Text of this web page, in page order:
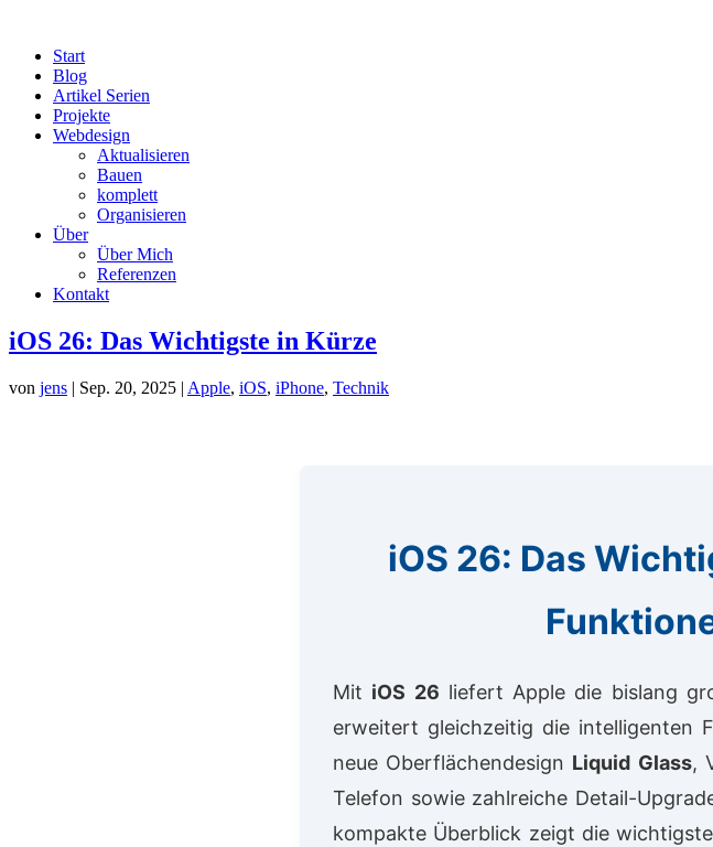
Start
Blog
Artikel Serien
Projekte
Webdesign
Aktualisieren
Bauen
komplett
Organisieren
Über
Über Mich
Referenzen
Kontakt
iOS 26: Das Wichtigste in Kürze
von jens | Sep. 20, 2025 | Apple, iOS, iPhone, Technik
iOS 26: Das
Mit iOS 26 liefert Apple die bislang
erweitert gleichzeitig die intelligenten
neue Oberflächendesign Liquid Glass,
Telefon sowie zahlreiche Detail-
kompakte Überblick zeigt die